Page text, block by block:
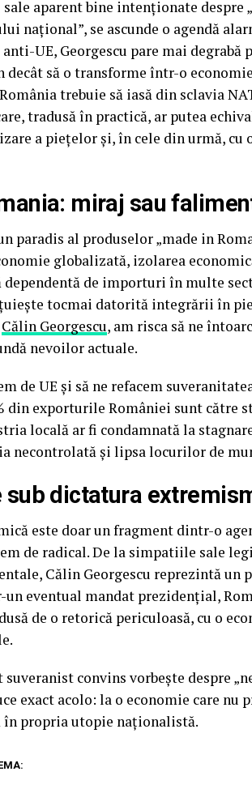
aparent bine intenționate despre
național”, se ascunde o agendă
UE, Georgescu pare mai degrabă
decât să o transforme într-o
trebuie să iasă din sclavia
tradusă în practică, ar putea
a piețelor și, în cele din urmă, cu
miraj sau
paradis al produselor „made in
globalizată, izolarea
dependentă de importuri în multe
tocmai datorită integrării în
Călin Georgescu, am risca să ne
nevoilor actuale.
de UE și să ne refacem
din exporturile României sunt către
locală ar fi condamnată la
necontrolată și lipsa locurilor de
sub dictatura
este doar un fragment dintr-o
de radical. De la simpatiile sale
Călin Georgescu reprezintă
eventual mandat prezidențial,
de o retorică periculoasă, cu o
suveranist convins vorbește despre
exact acolo: la o economie care nu
propria utopie naționalistă.